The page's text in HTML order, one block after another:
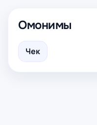
Омонимы
Чек